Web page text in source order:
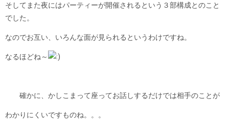
そしてまた夜にはパーティーが開催されるという３部構成とのこと
でした。
なのでお互い、いろんな面が見られるというわけですね。
なるほどね～
確かに、かしこまって座ってお話しするだけでは相手のことが
わかりにくいですものね。。。